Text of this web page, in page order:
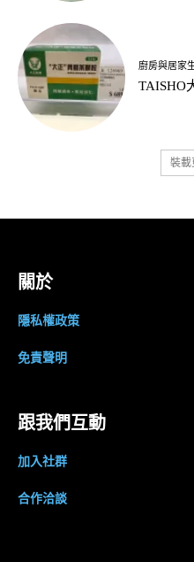
廚房與居家
TAISHO
裝載
關於
隱私權政策
免責聲明
跟我們互動
加入社群
合作洽談